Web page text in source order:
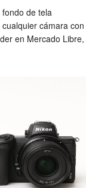
fondo de tela
cámara con
en Mercado Libre,